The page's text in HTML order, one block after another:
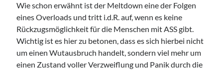
Wie schon erwähnt ist der Meltdown eine der Folgen
eines Overloads und tritt i.d.R. auf, wenn es keine
Rückzugsmöglichkeit für die Menschen mit ASS gibt.
Wichtig ist es hier zu betonen, dass es sich hierbei nicht
um einen Wutausbruch handelt, sondern viel mehr um
einen Zustand voller Verzweiflung und Panik durch die